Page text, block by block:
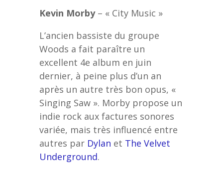
Kevin Morby– « City Music »
L’ancien bassiste du groupe
Woods a fait paraître un
excellent 4e album en juin
dernier, à peine plus d’un an
après un autre très bon opus, «
Singing Saw ». Morby propose un
indie rock aux factures sonores
variée, mais très influencé entre
autres par Dylan et The Velvet
Underground.